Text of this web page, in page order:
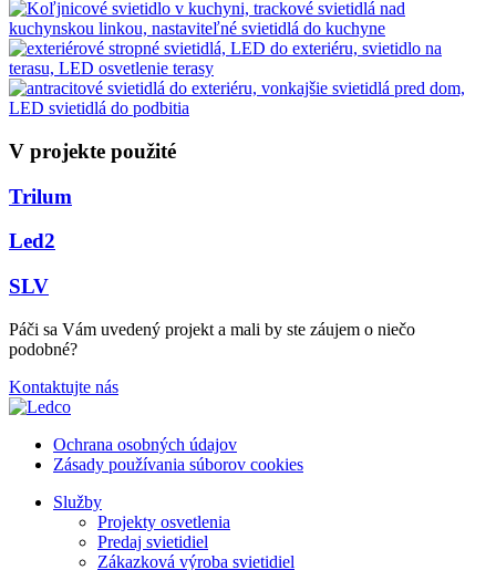
V projekte použité
Trilum
Led2
SLV
Páči sa Vám uvedený projekt a mali by ste záujem o niečo
podobné?
Kontaktujte nás
Ochrana osobných údajov
Zásady používania súborov cookies
Služby
Projekty osvetlenia
Predaj svietidiel
Zákazková výroba svietidiel